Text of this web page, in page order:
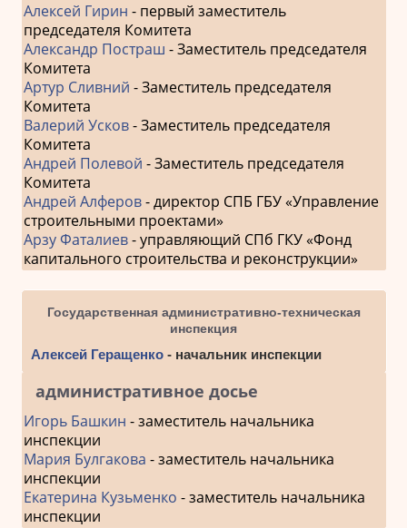
Алексей Гирин - первый заместитель
председателя Комитета
Александр Постраш - Заместитель председателя
Комитета
Артур Сливний - Заместитель председателя
Комитета
Валерий Усков- Заместитель председателя
Комитета
Андрей Полевой - Заместитель председателя
Комитета
Андрей Алферов- директор СПБ ГБУ «Управление
строительными проектами»
Арзу Фаталиев- управляющий СПб ГКУ «Фонд
капитального строительства и реконструкции»
Государственная административно-техническая
инспекция
Алексей Геращенко- начальник инспекции
административное досье
Игорь Башкин - заместитель начальника
инспекции
Мария Булгакова - заместитель начальника
инспекции
Екатерина Кузьменко - заместитель начальника
инспекции